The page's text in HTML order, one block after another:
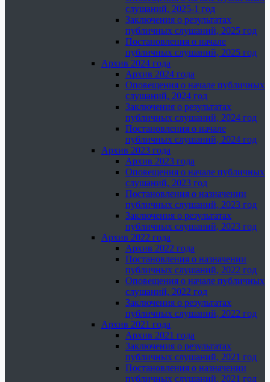
слушаний, 2025-1 год
Заключения о результатах
публичных слушаний, 2025 год
Постановления о начале
публичных слушаний, 2025 год
Архив 2024 года
Архив 2024 года
Оповещения о начале публичных
слушаний, 2024 год
Заключения о результатах
публичных слушаний, 2024 год
Постановления о начале
публичных слушаний, 2024 год
Архив 2023 года
Архив 2023 года
Оповещения о начале публичных
слушаний, 2023 год
Постановления о назначении
публичных слушаний, 2023 год
Заключения о результатах
публичных слушаний, 2023 год
Архив 2022 года
Архив 2022 года
Постановления о назначении
публичных слушаний, 2022 год
Оповещения о начале публичных
слушаний, 2022 год
Заключения о результатах
публичных слушаний, 2022 год
Архив 2021 года
Архив 2021 года
Заключения о результатах
публичных слушаний, 2021 год
Постановления о назначении
публичных слушаний, 2021 год